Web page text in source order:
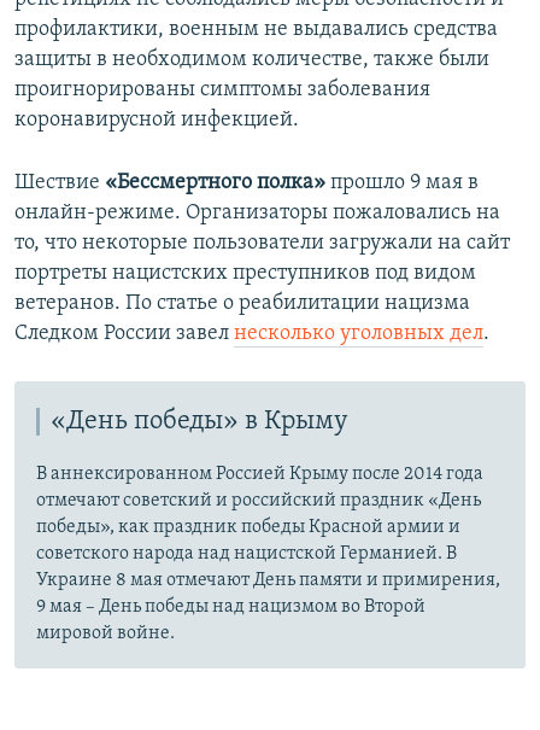
профилактики, военным не выдавались средства
защиты в необходимом количестве, также были
проигнорированы симптомы заболевания
коронавирусной инфекцией.
Шествие «Бессмертного полка» прошло 9 мая в
онлайн-режиме. Организаторы пожаловались на
то, что некоторые пользователи загружали на сайт
портреты нацистских преступников под видом
ветеранов. По статье о реабилитации нацизма
Следком России завел несколько уголовных дел.
«День победы» в Крыму
В аннексированном Россией Крыму после 2014 года
отмечают советский и российский праздник «День
победы», как праздник победы Красной армии и
советского народа над нацистской Германией. В
Украине 8 мая отмечают День памяти и примирения,
9 мая – День победы над нацизмом во Второй
мировой войне.